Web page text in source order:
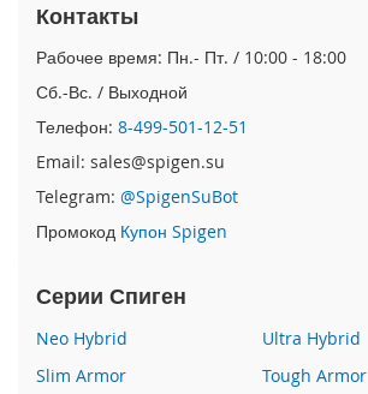
o
n
e
A
i
r
i
P
h
e
7
Контакты
Рабочее время: Пн.- Пт. / 10:00 - 18:00
Сб.-Вс. / Выходной
Телефон: 8-499-501-12-51
Email: sales@spigen.su
Telegram: @SpigenSuBot
Промокод Купон Spigen
Серии Спиген
Neo Hybrid
Ultra Hybrid
Slim Armor
Tough Armor